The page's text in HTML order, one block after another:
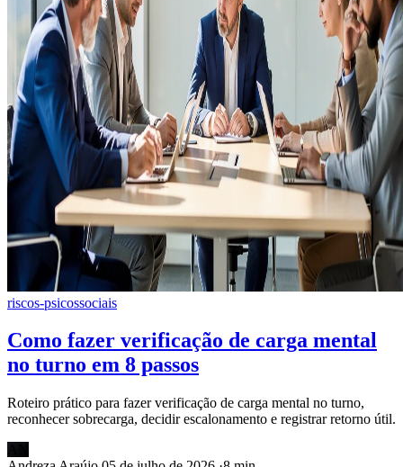
riscos-psicossociais
Como fazer verificação de carga mental
no turno em 8 passos
Roteiro prático para fazer verificação de carga mental no turno,
reconhecer sobrecarga, decidir escalonamento e registrar retorno útil.